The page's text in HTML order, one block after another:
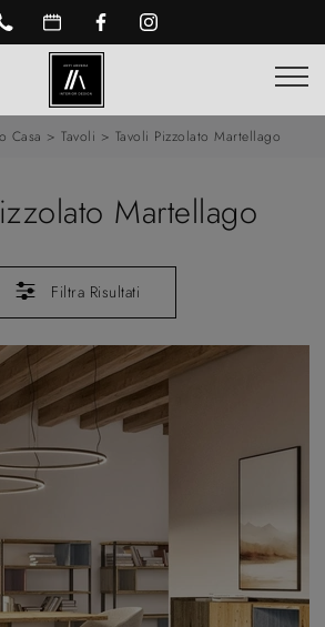
Casa > Tavoli > Tavoli Pizzolato Martellago
Martellago
Filtra Risultati